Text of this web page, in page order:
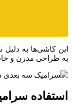
این کاشی‌ها به دلیل
به طراحی مدرن و
استفاده